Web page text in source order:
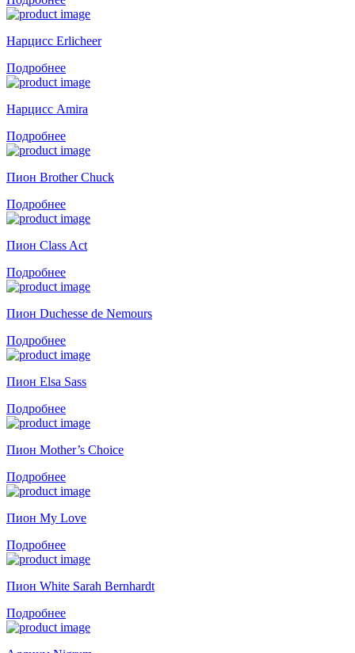
Нарцисс Erlicheer
Подробнее
Нарцисс Amira
Подробнее
Пион Brother Chuck
Подробнее
Пион Class Act
Подробнее
Пион Duchesse de Nemours
Подробнее
Пион Elsa Sass
Подробнее
Пион Mother’s Choice
Подробнее
Пион My Love
Подробнее
Пион White Sarah Bernhardt
Подробнее